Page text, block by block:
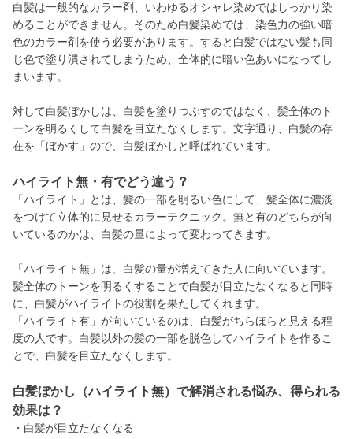
白髪は一般的なカラー剤、いわゆるオシャレ染めではしっかり染
めることができません。そのため白髪染めでは、染色力の強い暗
色のカラー剤を使う必要があります。すると白髪ではない髪も同
じ色で塗り潰されてしまうため、全体的に暗い色あいになってし
まいます。
対して白髪ぼかしは、白髪を塗りつぶすのではなく、髪全体のト
ーンを明るくして白髪を目立たなくします。文字通り、白髪の存
在を「ぼかす」ので、白髪ぼかしと呼ばれています。
ハイライト無・有でどう違う？
「ハイライト」とは、髪の一部を明るい色にして、髪全体に濃淡
をつけて立体的に見せるカラーテクニック。無と有のどちらが向
いているのかは、白髪の量によって変わってきます。
「ハイライト無」は、白髪の量が増えてきた人に向いています。
髪全体のトーンを明るくすることで白髪が目立たなくなると同時
に、白髪がハイライトの役割を果たしてくれます。
「ハイライト有」が向いているのは、白髪がちらほらと見える程
度の人です。白髪以外の髪の一部を脱色してハイライトを作るこ
とで、白髪を目立たなくします。
白髪ぼかし（ハイライト無）で解消される悩み、得られる
効果は？
・白髪が目立たなくなる